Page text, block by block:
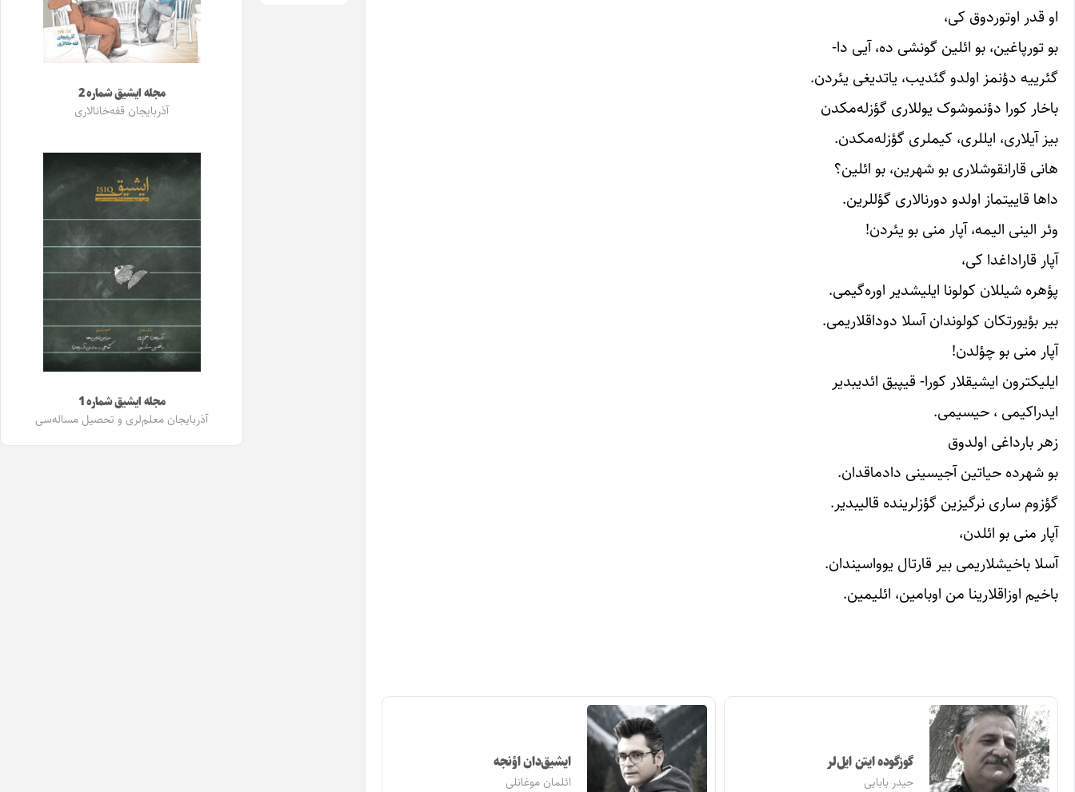
او قدر اوتوردوق کی،
بو تورپاغین، بو ائلین گونشی ده، آیی دا-
گئرییه دؤنمز اولدو گئدیب، یاتدیغی یئردن.
باخار کورا دؤنموشوک یوللاری گؤزله‌مکدن
بیز آیلاری، ایللری، کیملری گؤزله‌مکدن.
هانی قارانقوشلاری بو شهرین، بو ائلین؟
داها قاییتماز اولدو دورنالاری گؤللرین.
وئر الینی الیمه، آپار منی بو یئردن!
آپار قاراداغدا کی،
پؤهره شیللان کولونا ایلیشدیر اوره‌گیمی.
بیر بؤیورتکان کولوندان آسلا دوداقلاریمی.
آپار منی بو چؤلدن!
ایلیکترون ایشیقلار کورا- قیپیق ائدیبدیر
ایدراکیمی ، حیسیمی.
زهر بارداغی اولدوق
بو شهرده حیاتین آجیسینی دادماقدان.
گؤزوم ساری نرگیزین گؤزلرینده قالیبدیر.
آپار منی بو ائلدن،
آسلا باخیشلاریمی بیر قارتال یوواسیندان.
باخیم اوزاقلارینا من اوبامین، ائلیمین.
گوزگوده ایتن ایل‌لر
حیدر بابایی
ایشیق‌دان اؤنجه
ائلمان موغانلی
مجله ایشیق شماره 2
آذربایجان قفه‌خانالاری
مجله ایشیق شماره 1
آذربایجان معلم‌لری و تحصیل مساله‌سی